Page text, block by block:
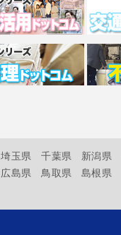
埼玉県 千葉県 新潟県
広島県 鳥取県 島根県